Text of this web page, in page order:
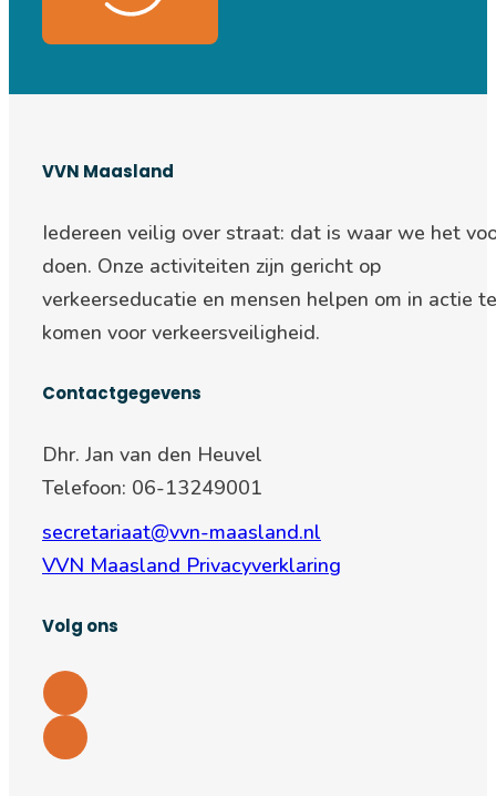
VVN Maasland
Iedereen veilig over straat: dat is waar we het
doen. Onze activiteiten zijn gericht op
verkeerseducatie en mensen helpen om in actie te
komen voor verkeersveiligheid.
Contactgegevens
Dhr. Jan van den Heuvel
Telefoon: 06-13249001
secretariaat@vvn-maasland.nl
VVN Maasland Privacyverklaring
Volg ons